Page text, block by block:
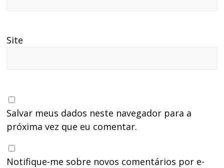
Site
Salvar meus dados neste navegador para a
próxima vez que eu comentar.
Notifique-me sobre novos comentários por e-